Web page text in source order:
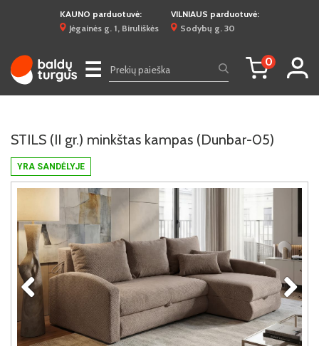
KAUNO parduotuvė:
Jėgainės g. 1, Biruliškės
VILNIAUS parduotuvė:
Sodybų g. 30
☰ 0
YRA SANDĖLYJE
STILS (II gr.) minkštas kampas (Dunbar-05)